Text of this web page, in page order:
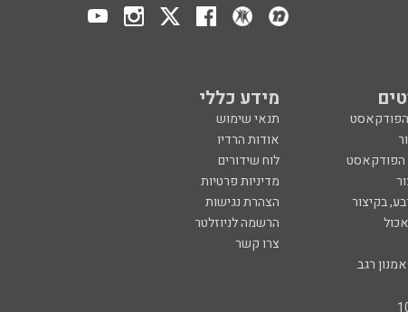
מידע כללי
תנאי שימוש
אודות הרדיו
הפודקאסט
לוח שידורים
מדיניות פרטיות
בקיצור
הצהרת נגישות
הרשמה לניוזלטר
צרו קשר
רגב